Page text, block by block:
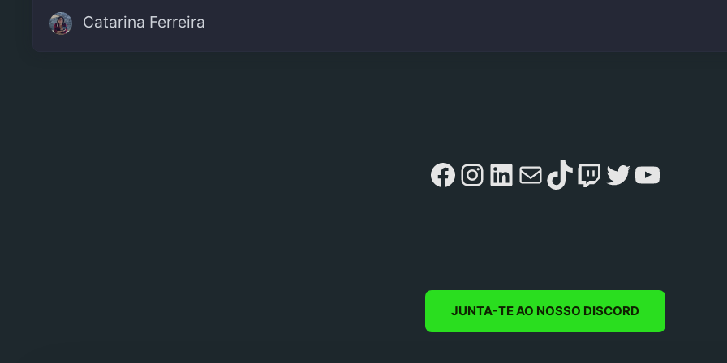
Catarina Ferreira
Facebook
Instagram
LinkedIn
MailTikTok
Twitch
Twitter
JUNTA-TE AO NOSSO DISCORD